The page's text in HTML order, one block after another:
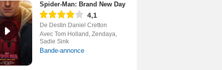
Spider-Man: Brand New Day
4,1
De Destin Daniel Cretton
Avec Tom Holland, Zendaya,
Sadie Sink
Bande-annonce